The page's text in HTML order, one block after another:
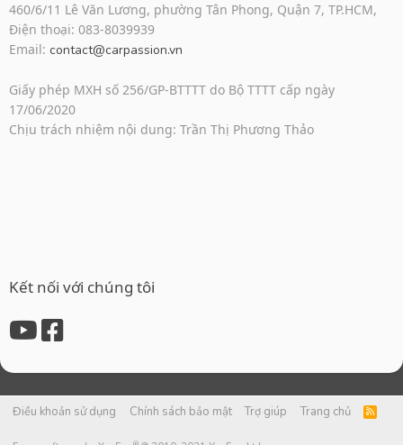
460/6/11 Lê Văn Lương, phường Tân Phong, Quận 7, TP.HCM,
Điện thoại: 083-8039939
Email: contact@carpassion.vn
Giấy phép MXH số 256/GP-BTTTT do Bộ TTTT cấp ngày
17/06/2020
Chịu trách nhiệm nội dung: Trần Thị Phương Thảo
Kết nối với chúng tôi
Điều khoản sử dụng Chính sách bảo mật Trợ giúp Trang chủ
R
S